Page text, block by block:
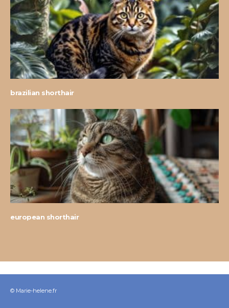
brazilian shorthair
european shorthair
© Marie-helene.fr